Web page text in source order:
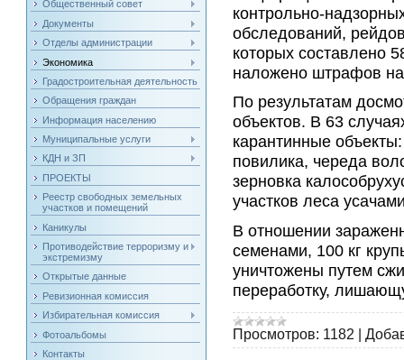
Общественный совет
Документы
Отделы администрации
Экономика
Градостроительная деятельность
Обращения граждан
Информация населению
Муниципальные услуги
КДН и ЗП
ПРОЕКТЫ
Реестр свободных земельных
участков и помещений
Каникулы
Противодействие терроризму и
экстремизму
Открытые данные
Ревизионная комиссия
Избирательная комиссия
Фотоальбомы
Контакты
контрольно-
обследований,
которых составлено
наложено штрафов
По результатам
объектов. В 63
карантинные
повилика, череда
зерновка
участков леса
В отношении
семенами, 100 кг
уничтожены путем
переработку,
Просмотров: 1182 |